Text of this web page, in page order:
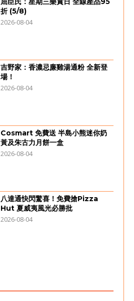
折 (5/8)
2026-08-04
吉野家：香濃忌廉雞湯通粉 全新登
場！
2026-08-04
Cosmart 免費送 半島小熊迷你奶
黃及朱古力月餅一盒
2026-08-04
八達通快閃驚喜！免費搶Pizza
Hut 夏威夷風光必勝批
2026-08-04